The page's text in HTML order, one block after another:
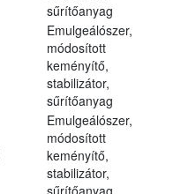
sűrítőanyag
Emulgeálószer,
módosított
keményítő,
stabilizátor,
sűrítőanyag
Emulgeálószer,
módosított
keményítő,
stabilizátor,
sűrítőanyag